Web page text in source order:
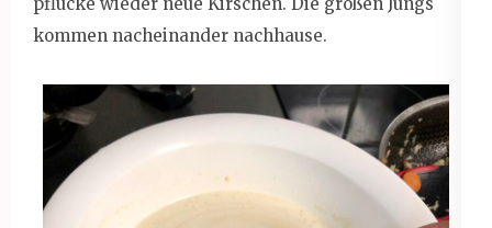
kommen nacheinander nachhause.